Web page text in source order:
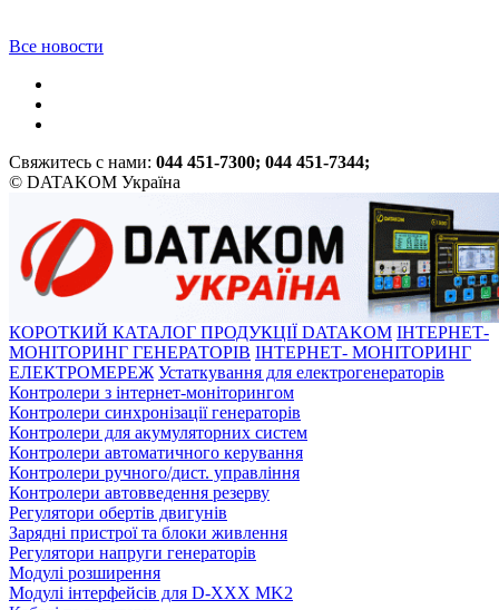
Все новости
Свяжитесь с нами: 044 451-7300; 044 451-7344;
© DATAKOM Україна
КОРОТКИЙ КАТАЛОГ ПРОДУКЦІЇ DATAKOM ІНТЕРНЕТ-
МОНІТОРИНГ ГЕНЕРАТОРІВ ІНТЕРНЕТ- МОНІТОРИНГ
ЕЛЕКТРОМЕРЕЖ Устаткування для електрогенераторів
Контролери з інтернет-моніторингом
Контролери синхронізації генераторів
Контролери для акумуляторних систем
Контролери автоматичного керування
Контролери ручного/дист. управління
Контролери автовведення резерву
Регулятори обертів двигунів
Зарядні пристрої та блоки живлення
Регулятори напруги генераторів
Модулі розширення
Модулі інтерфейсів для D-XXX MK2